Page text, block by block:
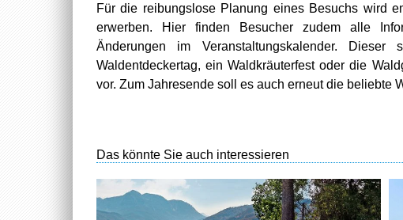
Für die reibungslose Planung eines Besuchs wird
erwerben. Hier finden Besucher zudem alle
Änderungen im Veranstaltungskalender.
Waldentdeckertag, ein Waldkräuterfest oder die
vor. Zum Jahresende soll es auch erneut die beliebte
Das könnte Sie auch interessieren